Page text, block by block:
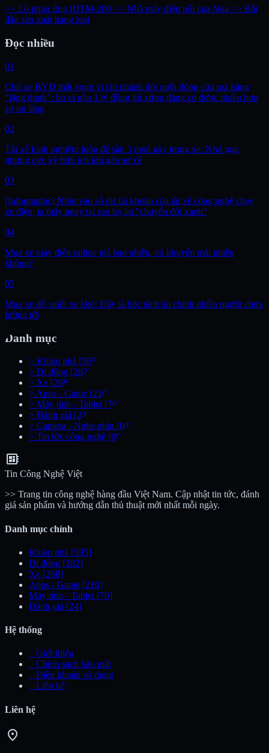
>> Lò phản ứng RITM-200 >> Nhà máy điện nổi của Nga >> Bắt
đầu sản xuất hàng loạt
Đọc nhiều
01
Chủ xe BYD thất vọng vì chi nhánh đột ngột đóng cửa mà hãng
"lặng thinh": bỏ ra gần 1 tỷ đồng thì xứng đáng có được nhiều hơn
sự im lặng
02
Tài xế kinh nghiệm luôn để sẵn 3 món này trong xe: Nhỏ gọn
nhưng cực kỳ hữu ích khi gặp sự cố
03
[Infographic] Nhìn vào số dư tài khoản của tài xế công nghệ chạy
xe điện, ta thấy ngay tại sao họ lại "chuyển đổi xanh"
04
Mua xe máy điện online giá bao nhiêu, có khuyến mãi nhiều
không?
05
Mua xe dễ, nuôi xe khó: Đây là bóc tách tài chính nhiều người chưa
lường tới
Danh mục
> Khám phá [595]
> Di động [282]
> Xe [268]
> Apps - Game [210]
> Máy tính - Tablet [70]
> Đánh giá [24]
> Camera - Nghe nhìn [04]
> Tin tức công nghệ [00]
developer_board
Tin Công Nghệ Việt
>> Trang tin công nghệ hàng đầu Việt Nam. Cập nhật tin tức, đánh
giá sản phẩm và hướng dẫn thủ thuật mới nhất mỗi ngày.
Danh mục chính
Khám phá [595]
Di động [282]
Xe [268]
Apps - Game [210]
Máy tính - Tablet [70]
Đánh giá [24]
Hệ thống
Giới thiệu
Chính sách bảo mật
Điều khoản sử dụng
Liên hệ
Liên hệ
location_on